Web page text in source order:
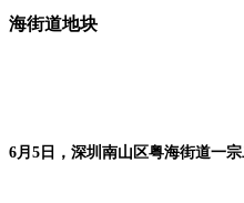
海街道地块
6月5日，深圳南山区粤海街道一